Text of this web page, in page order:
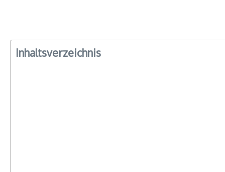
Inhaltsverzeichnis